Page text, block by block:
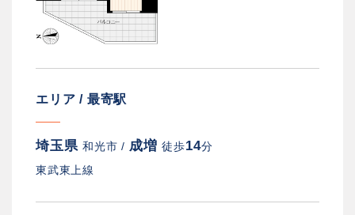
エリア / 最寄駅
埼玉県和光市 / 成増徒歩14分
東武東上線